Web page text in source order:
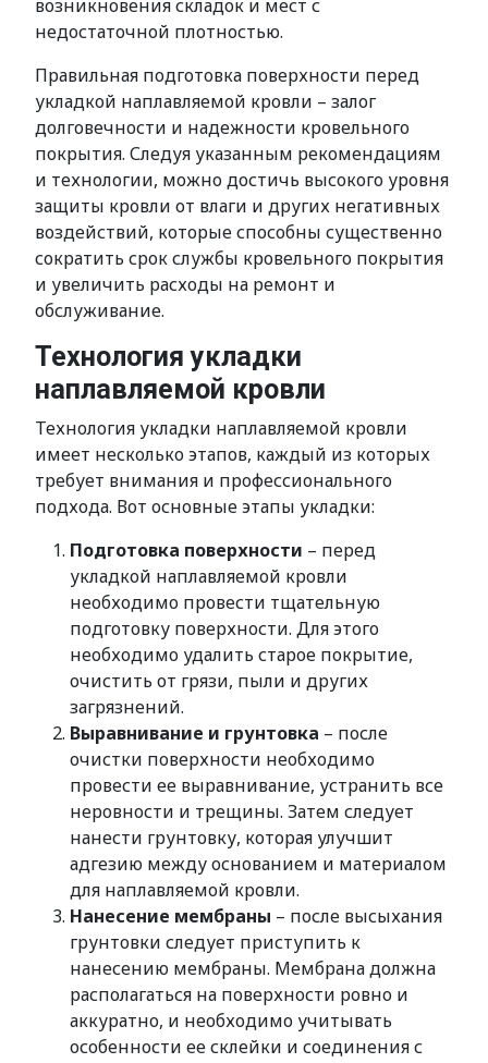
возникновения складок и мест с
недостаточной плотностью.
Правильная подготовка поверхности перед
укладкой наплавляемой кровли – залог
долговечности и надежности кровельного
покрытия. Следуя указанным рекомендациям
и технологии, можно достичь высокого уровня
защиты кровли от влаги и других негативных
воздействий, которые способны существенно
сократить срок службы кровельного покрытия
и увеличить расходы на ремонт и
обслуживание.
Технология укладки
наплавляемой кровли
Технология укладки наплавляемой кровли
имеет несколько этапов, каждый из которых
требует внимания и профессионального
подхода. Вот основные этапы укладки:
Подготовка поверхности – перед
укладкой наплавляемой кровли
необходимо провести тщательную
подготовку поверхности. Для этого
необходимо удалить старое покрытие,
очистить от грязи, пыли и других
загрязнений.
Выравнивание и грунтовка – после
очистки поверхности необходимо
провести ее выравнивание, устранить все
неровности и трещины. Затем следует
нанести грунтовку, которая улучшит
адгезию между основанием и материалом
для наплавляемой кровли.
Нанесение мембраны – после высыхания
грунтовки следует приступить к
нанесению мембраны. Мембрана должна
располагаться на поверхности ровно и
аккуратно, и необходимо учитывать
особенности ее склейки и соединения с